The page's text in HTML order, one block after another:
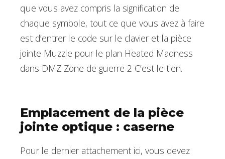
que vous avez compris la signification de
chaque symbole, tout ce que vous avez à faire
est d’entrer le code sur le clavier et la pièce
jointe Muzzle pour le plan Heated Madness
dans DMZ Zone de guerre 2 C’est le tien.
Emplacement de la pièce
jointe optique : caserne
Pour le dernier attachement ici, vous devez